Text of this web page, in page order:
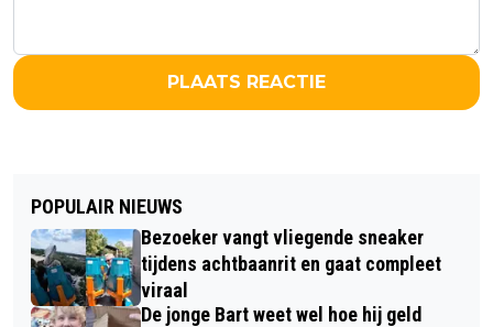
PLAATS REACTIE
POPULAIR NIEUWS
Bezoeker vangt vliegende sneaker
tijdens achtbaanrit en gaat compleet
viraal
De jonge Bart weet wel hoe hij geld